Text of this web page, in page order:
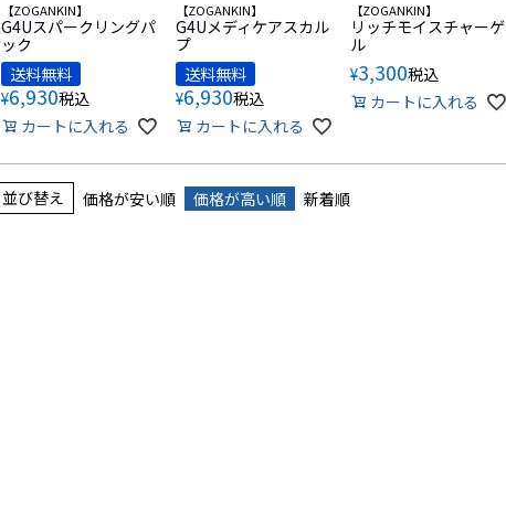
【ZOGANKIN】
G4Uスパークリングパ
ック
送料無料
¥6,930税込
カートに入れる
【ZOGANKIN】
G4Uメディケアスカル
プ
送料無料
¥6,930税込
カートに入れる
【ZOGANKIN】
リッチモイスチャーゲ
ル
¥3,300税込
カートに入れる
並び替え 価格が安い順 価格が高い順 新着順